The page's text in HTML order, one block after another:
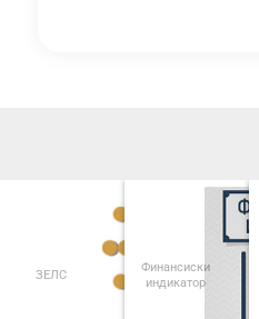
ЗЕЛС
Финансиски
индикатор